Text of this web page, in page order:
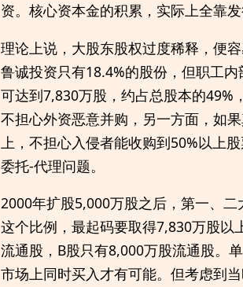
资。核心资本金的积累，实际上全靠
理论上说，大股东股权过度稀释，便
鲁诚投资只有18.4%的股份，但职工
可达到7,830万股，约占总股本的49%
不担心外资恶意并购，另一方面，如
上，不担心入侵者能收购到50%以上
委托-代理问题。
2000年扩股5,000万股之后，第一、
这个比例，最起码要取得7,830万股以
流通股，B股只有8,000万股流通股。
市场上同时买入才有可能。但考虑到